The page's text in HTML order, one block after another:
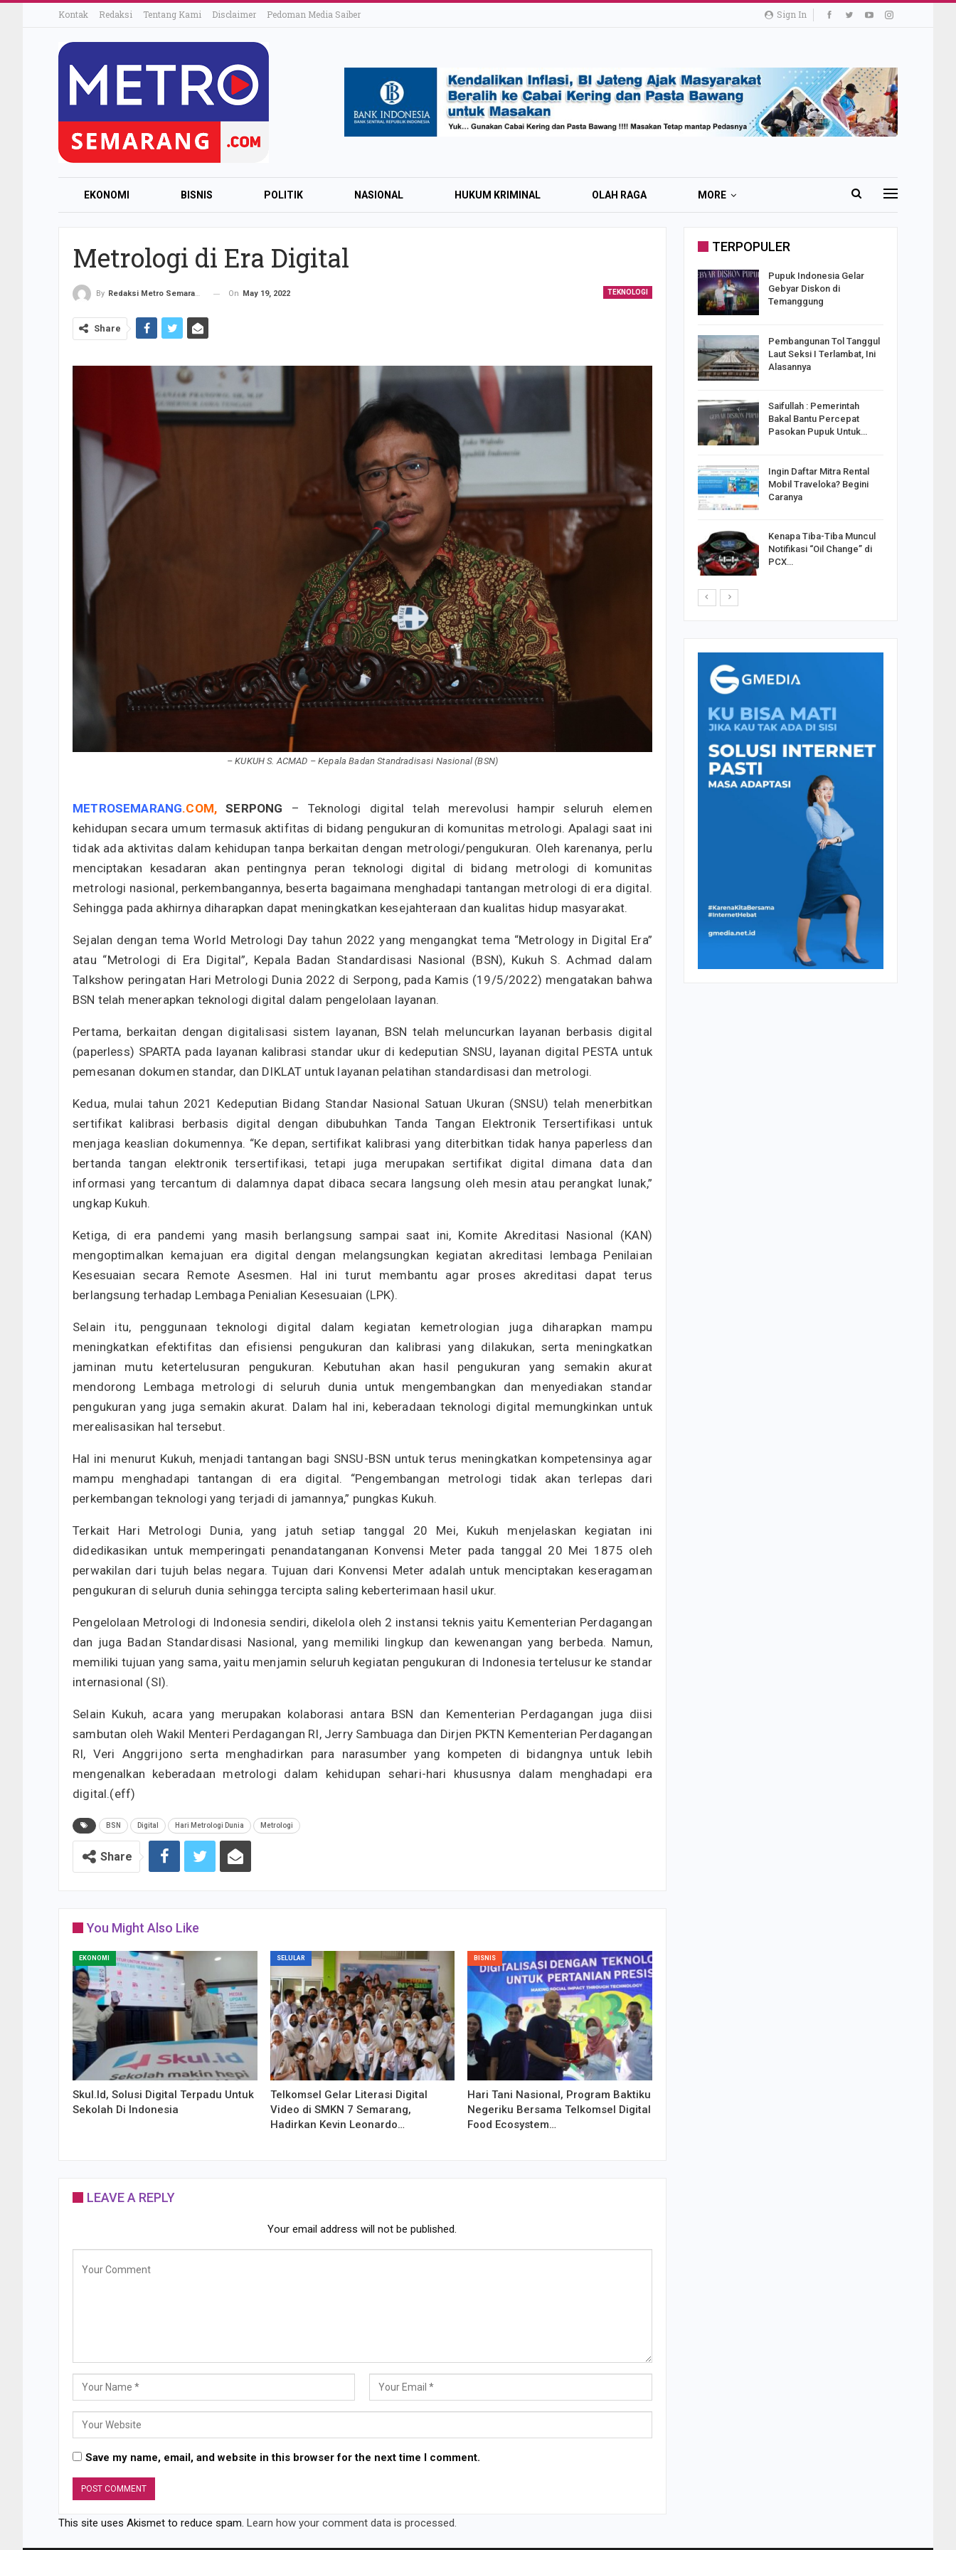
Sign In
Kontak Redaksi Tentang Kami Disclaimer Pedoman Media Saiber
EKONOMI BISNIS POLITIK NASIONAL HUKUM KRIMINAL OLAH RAGA MORE
Metrologi di Era Digital
TEKNOLOGI
By Redaksi Metro Semarang On May 19, 2022
Share
– KUKUH S. ACMAD – Kepala Badan Standradisasi Nasional (BSN)
METROSEMARANG.COM, SERPONG – Teknologi digital telah merevolusi hampir seluruh elemen
kehidupan secara umum termasuk aktifitas di bidang pengukuran di komunitas metrologi. Apalagi saat ini
tidak ada aktivitas dalam kehidupan tanpa berkaitan dengan metrologi/pengukuran. Oleh karenanya, perlu
menciptakan kesadaran akan pentingnya peran teknologi digital di bidang metrologi di komunitas
metrologi nasional, perkembangannya, beserta bagaimana menghadapi tantangan metrologi di era digital.
Sehingga pada akhirnya diharapkan dapat meningkatkan kesejahteraan dan kualitas hidup masyarakat.
Sejalan dengan tema World Metrologi Day tahun 2022 yang mengangkat tema “Metrology in Digital Era”
atau “Metrologi di Era Digital”, Kepala Badan Standardisasi Nasional (BSN), Kukuh S. Achmad dalam
Talkshow peringatan Hari Metrologi Dunia 2022 di Serpong, pada Kamis (19/5/2022) mengatakan bahwa
BSN telah menerapkan teknologi digital dalam pengelolaan layanan.
Pertama, berkaitan dengan digitalisasi sistem layanan, BSN telah meluncurkan layanan berbasis digital
(paperless) SPARTA pada layanan kalibrasi standar ukur di kedeputian SNSU, layanan digital PESTA untuk
pemesanan dokumen standar, dan DIKLAT untuk layanan pelatihan standardisasi dan metrologi.
Kedua, mulai tahun 2021 Kedeputian Bidang Standar Nasional Satuan Ukuran (SNSU) telah menerbitkan
sertifikat kalibrasi berbasis digital dengan dibubuhkan Tanda Tangan Elektronik Tersertifikasi untuk
menjaga keaslian dokumennya. “Ke depan, sertifikat kalibrasi yang diterbitkan tidak hanya paperless dan
bertanda tangan elektronik tersertifikasi, tetapi juga merupakan sertifikat digital dimana data dan
informasi yang tercantum di dalamnya dapat dibaca secara langsung oleh mesin atau perangkat lunak,”
ungkap Kukuh.
Ketiga, di era pandemi yang masih berlangsung sampai saat ini, Komite Akreditasi Nasional (KAN)
mengoptimalkan kemajuan era digital dengan melangsungkan kegiatan akreditasi lembaga Penilaian
Kesesuaian secara Remote Asesmen. Hal ini turut membantu agar proses akreditasi dapat terus
berlangsung terhadap Lembaga Penialian Kesesuaian (LPK).
Selain itu, penggunaan teknologi digital dalam kegiatan kemetrologian juga diharapkan mampu
meningkatkan efektifitas dan efisiensi pengukuran dan kalibrasi yang dilakukan, serta meningkatkan
jaminan mutu ketertelusuran pengukuran. Kebutuhan akan hasil pengukuran yang semakin akurat
mendorong Lembaga metrologi di seluruh dunia untuk mengembangkan dan menyediakan standar
pengukuran yang juga semakin akurat. Dalam hal ini, keberadaan teknologi digital memungkinkan untuk
merealisasikan hal tersebut.
Hal ini menurut Kukuh, menjadi tantangan bagi SNSU-BSN untuk terus meningkatkan kompetensinya agar
mampu menghadapi tantangan di era digital. “Pengembangan metrologi tidak akan terlepas dari
perkembangan teknologi yang terjadi di jamannya,” pungkas Kukuh.
Terkait Hari Metrologi Dunia, yang jatuh setiap tanggal 20 Mei, Kukuh menjelaskan kegiatan ini
didedikasikan untuk memperingati penandatanganan Konvensi Meter pada tanggal 20 Mei 1875 oleh
perwakilan dari tujuh belas negara. Tujuan dari Konvensi Meter adalah untuk menciptakan keseragaman
pengukuran di seluruh dunia sehingga tercipta saling keberterimaan hasil ukur.
Pengelolaan Metrologi di Indonesia sendiri, dikelola oleh 2 instansi teknis yaitu Kementerian Perdagangan
dan juga Badan Standardisasi Nasional, yang memiliki lingkup dan kewenangan yang berbeda. Namun,
memiliki tujuan yang sama, yaitu menjamin seluruh kegiatan pengukuran di Indonesia tertelusur ke standar
internasional (SI).
Selain Kukuh, acara yang merupakan kolaborasi antara BSN dan Kementerian Perdagangan juga diisi
sambutan oleh Wakil Menteri Perdagangan RI, Jerry Sambuaga dan Dirjen PKTN Kementerian Perdagangan
RI, Veri Anggrijono serta menghadirkan para narasumber yang kompeten di bidangnya untuk lebih
mengenalkan keberadaan metrologi dalam kehidupan sehari-hari khususnya dalam menghadapi era
digital.(eff)
BSN Digital Hari Metrologi Dunia Metrologi
Share
You Might Also Like
EKONOMI
Skul.Id, Solusi Digital Terpadu Untuk
Sekolah Di Indonesia
SELULAR
Telkomsel Gelar Literasi Digital
Video di SMKN 7 Semarang,
Hadirkan Kevin Leonardo…
BISNIS
Hari Tani Nasional, Program Baktiku
Negeriku Bersama Telkomsel Digital
Food Ecosystem…
LEAVE A REPLY
Your email address will not be published.
Save my name, email, and website in this browser for the next time I comment.
This site uses Akismet to reduce spam. Learn how your comment data is processed.
TERPOPULER
Wisman pada Semester I
Spirulina, Dik Doank
Datang…
di Semarang,…
View 360⁰ Hamparan
Sawah, Kafe Angon Jiwo
Keren Banget
Bagas Adhadirgha : Ganjar
Pranowo Akan Dorong
Penguatan Wirausaha
Pupuk Indonesia Gelar
Gebyar Diskon di
Temanggung
Pembangunan Tol Tanggul
Laut Seksi I Terlambat, Ini
Alasannya
Saifullah : Pemerintah
Bakal Bantu Percepat
Pasokan Pupuk Untuk…
Ingin Daftar Mitra Rental
Mobil Traveloka? Begini
Caranya
Kenapa Tiba-Tiba Muncul
Notifikasi “Oil Change” di
PCX…